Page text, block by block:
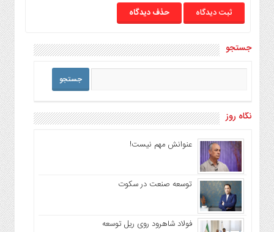
حذف دیدگاه
جستجو
نگاه روز
عنوانش مهم نیست!
توسعه صنعت در سکوت
فولاد شاهرود روی ریل توسعه